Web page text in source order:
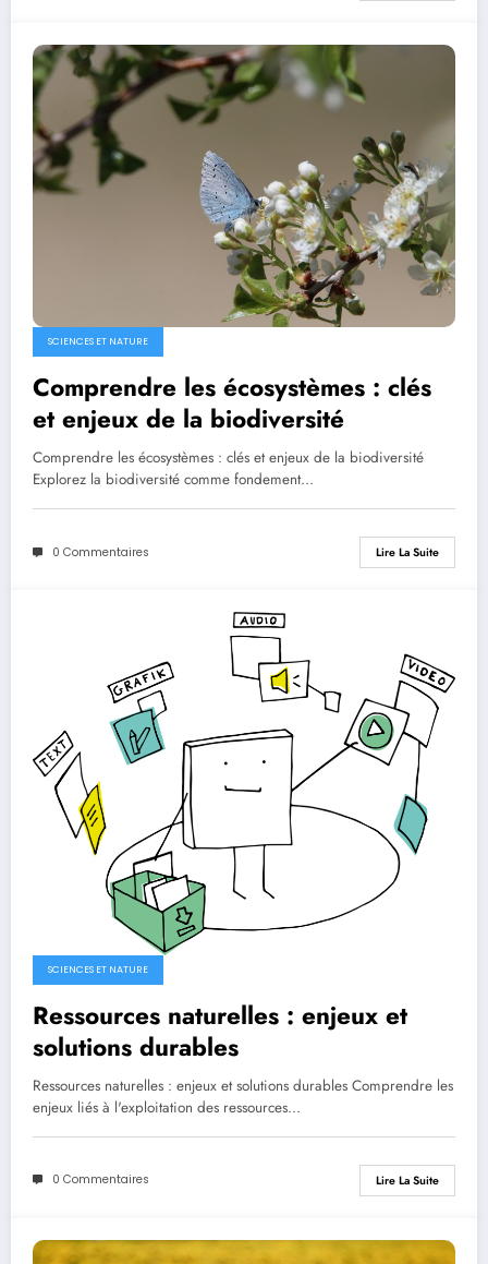
SCIENCES ET NATURE
Comprendre les écosystèmes : clés
et enjeux de la biodiversité
Comprendre les écosystèmes : clés et enjeux de la biodiversité
Explorez la biodiversité comme fondement…
0 Commentaires Lire La Suite
SCIENCES ET NATURE
Ressources naturelles : enjeux et
solutions durables
Ressources naturelles : enjeux et solutions durables Comprendre les
enjeux liés à l'exploitation des ressources…
0 Commentaires Lire La Suite